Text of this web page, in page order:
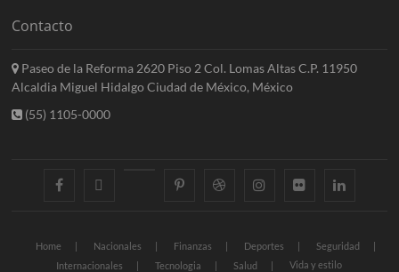
Contacto
Paseo de la Reforma 2620 Piso 2 Col. Lomas Altas C.P. 11950
Alcaldia Miguel Hidalgo Ciudad de México, México
(55) 1105-0000
facebook googlepluspinterestdribbble instagramflickr linkedin
Home Nacionales Finanzas Deportes
Seguridad
Internacionales
Tecnologia Salud Vida y estilo